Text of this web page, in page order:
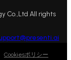
Co.,Ltd All rights
Cookiesポリシー